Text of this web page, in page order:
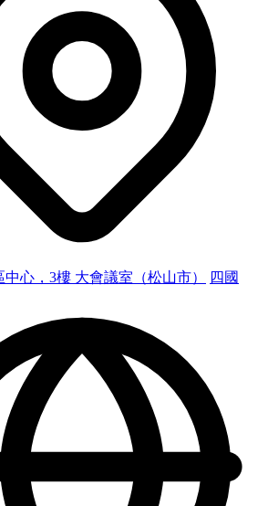
心，3樓 大會議室（松山市） 四國